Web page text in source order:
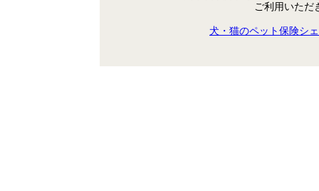
ご利用いただ
犬・猫のペット保険シ